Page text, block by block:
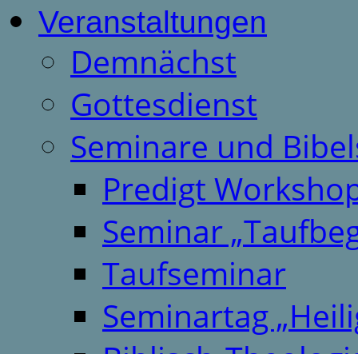
Veranstaltungen
Demnächst
Gottesdienst
Seminare und
Predigt
Seminar
Taufseminar
Seminartag